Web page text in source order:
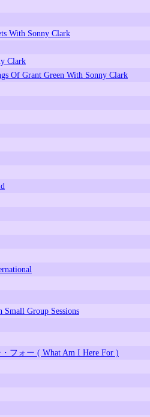
With Sonny Clark
Clark
Of Grant Green With Sonny Clark
Small Group Sessions
フォー ( What Am I Here For )